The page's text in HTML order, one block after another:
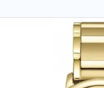
スタント-